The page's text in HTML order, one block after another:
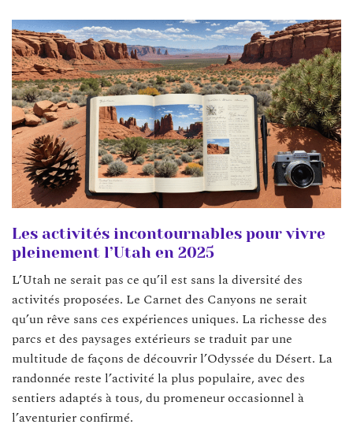
Les activités incontournables pour vivre
pleinement l’Utah en 2025
L’Utah ne serait pas ce qu’il est sans la diversité des
activités proposées. Le Carnet des Canyons ne serait
qu’un rêve sans ces expériences uniques. La richesse des
parcs et des paysages extérieurs se traduit par une
multitude de façons de découvrir l’Odyssée du Désert. La
randonnée reste l’activité la plus populaire, avec des
sentiers adaptés à tous, du promeneur occasionnel à
l’aventurier confirmé.